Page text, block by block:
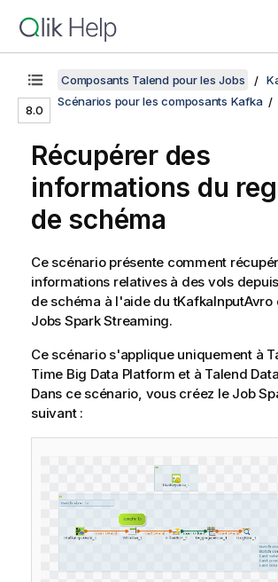
8.0
Composants Talend pour les Jobs
Scénarios pour les composants Kafka
Récupérer des
informations du
de schéma
Ce scénario présente comment
informations relatives à des vols
de schéma à l'aide du tKafkaInputAvro
Jobs Spark Streaming.
Ce scénario s'applique uniquement à
Time Big Data Platform et à Talend
Dans ce scénario, vous créez le Job
suivant :